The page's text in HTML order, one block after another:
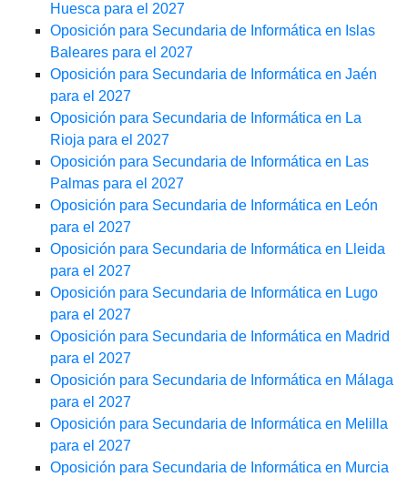
Huesca para el 2027
Oposición para Secundaria de Informática en Islas
Baleares para el 2027
Oposición para Secundaria de Informática en Jaén
para el 2027
Oposición para Secundaria de Informática en La
Rioja para el 2027
Oposición para Secundaria de Informática en Las
Palmas para el 2027
Oposición para Secundaria de Informática en León
para el 2027
Oposición para Secundaria de Informática en Lleida
para el 2027
Oposición para Secundaria de Informática en Lugo
para el 2027
Oposición para Secundaria de Informática en Madrid
para el 2027
Oposición para Secundaria de Informática en Málaga
para el 2027
Oposición para Secundaria de Informática en Melilla
para el 2027
Oposición para Secundaria de Informática en Murcia